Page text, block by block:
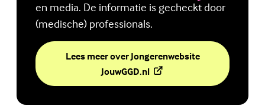
en media. De informatie is gecheckt door
(medische) professionals.
Lees meer over Jongerenwebsite
JouwGGD.nl(Externe link)